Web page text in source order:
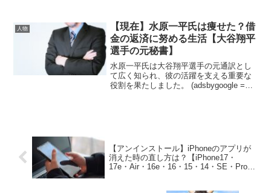
が同居する人物として知られています。
彼の後輩思いな一面は、...
人物
【現在】水原一平氏は痩せた？借
金の返済に努める生活【大谷翔平
選手の元秘書】
水原一平氏は大谷翔平選手の元通訳とし
て広く知られ、彼の活躍を支える重要な
役割を果たしました。 (adsbygoogle =
【アンインストール】iPhoneのアプリが
消えた時の直し方は？【iPhone17・
17e・Air・16e・16・15・14・SE・Pro・